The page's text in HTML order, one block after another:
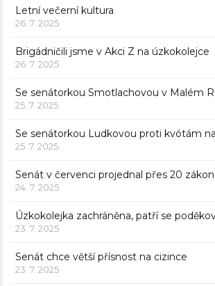
Letní večerní kultura
26. 7. 2025
Brigádničili jsme v Akci Z na úzkokolejce
26. 7. 2025
Se senátorkou Smotlachovou v Malém
25. 7. 2025
Se senátorkou Ludkovou proti kvótám
25. 7. 2025
Senát v červenci projednal přes 20
24. 7. 2025
Úzkokolejka zachráněna, patří se
23. 7. 2025
Senát chce větší přísnost na cizince
23. 7. 2025